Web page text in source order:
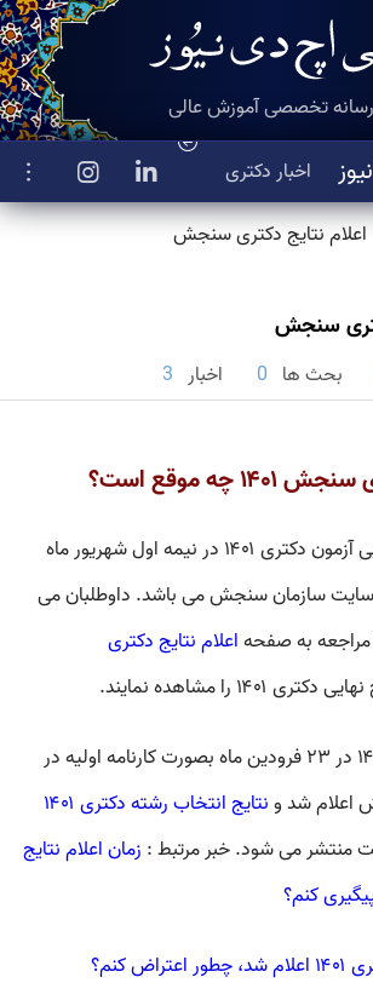
اخبار دکتری
رسانه تخصصی آموزش عالی
اعلام نتایج دکتری سنجش
سنجش
بحث ها 0 اخبار 3
چه موقع است؟
زمان اعلام نتایج نهایی آزمون دکتری ۱۴۰۱ در نیمه اول شهریور ماه
طریق سایت سازمان سنجش می باشد. داوطلبان می
مراجعه به صفحهاعلام نتایج دکتری
دکتری ۱۴۰۱ را مشاهده نمایند.
نتایج اولیه دکتری ۱۴۰۱ در ۲۳ فرودین ماه بصورت کارنامه اولیه در
اعلام شد ونتایج انتخاب رشته دکتری ۱۴۰۱
منتشر می شود. خبر مرتبط : زمان اعلام نتایج
کنم؟